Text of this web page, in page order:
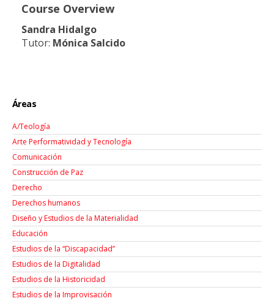
Course Overview
Sandra Hidalgo
Tutor: Mónica Salcido
Áreas
A/Teología
Arte Performatividad y Tecnología
Comunicación
Construcción de Paz
Derecho
Derechos humanos
Diseño y Estudios de la Materialidad
Educación
Estudios de la “Discapacidad”
Estudios de la Digitalidad
Estudios de la Historicidad
Estudios de la Improvisación